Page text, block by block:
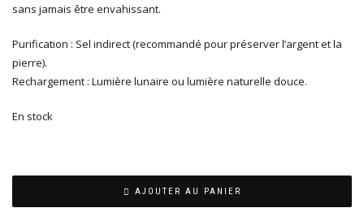
sans jamais être envahissant.
Purification : Sel indirect (recommandé pour préserver l’argent et la
pierre).
Rechargement : Lumière lunaire ou lumière naturelle douce.
En stock
AJOUTER AU PANIER